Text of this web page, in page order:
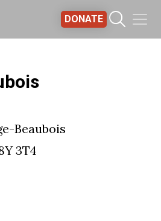
DONATE
Beaubois
3T4